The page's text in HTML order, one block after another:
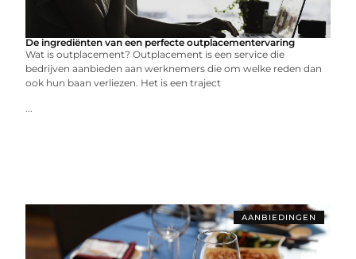
De ingrediënten van een perfecte outplacementervaring
Wat is outplacement? Outplacement is een service die
bedrijven aanbieden aan werknemers die om welke reden dan
ook hun baan verliezen. Het is een traject
...
AANBIEDINGEN